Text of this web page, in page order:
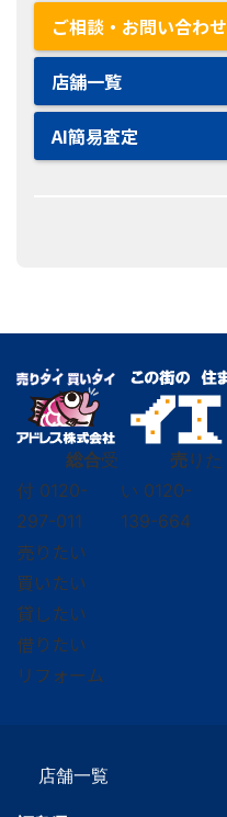
ご相談・お問い合わせ
店舗一覧
AI簡易査定
総合受
付 0120-
297-011
売りた
い 0120-
139-664
売りたい
買いたい
貸したい
借りたい
リフォーム
店舗一覧